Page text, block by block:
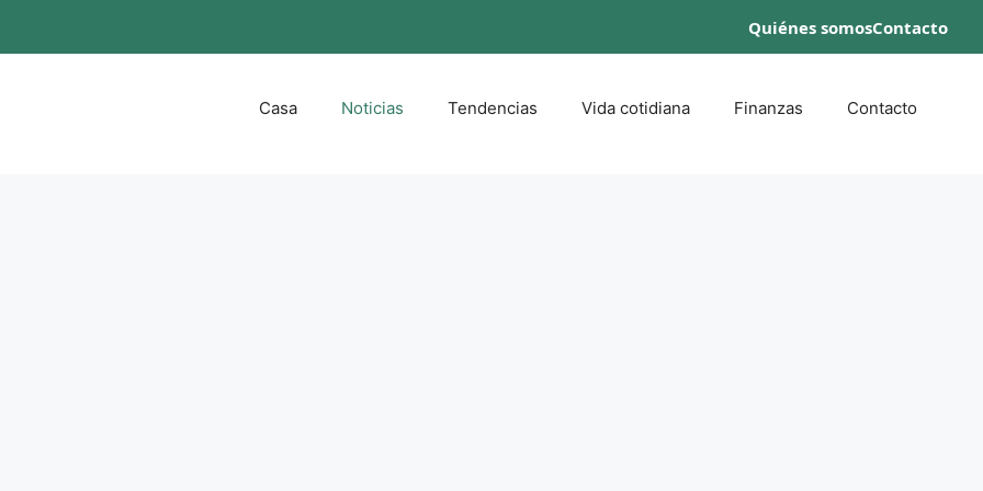
Quiénes somosContacto
Casa Noticias Tendencias Vida cotidiana Finanzas Contacto